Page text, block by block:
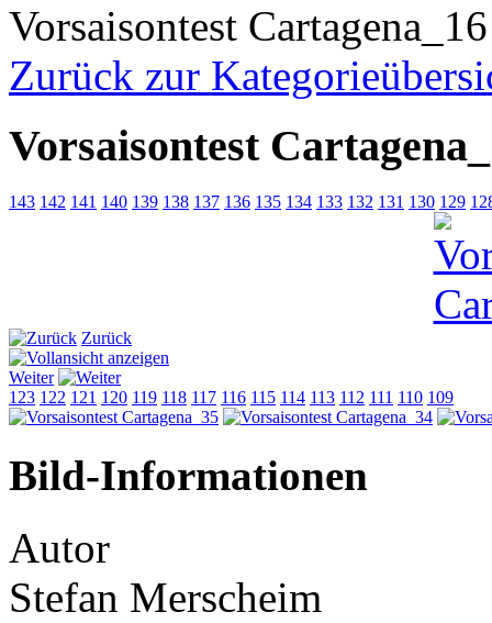
Vorsaisontest Cartagena_16
Zurück zur
Vorsaisontest
143 142 141 140 139 138 137 136 135 134 133 132 131 130 129
Zurück
Weiter
123 122 121 120 119 118 117 116 115 114 113 112 111 110 109
Bild-Informationen
Autor
Stefan Merscheim